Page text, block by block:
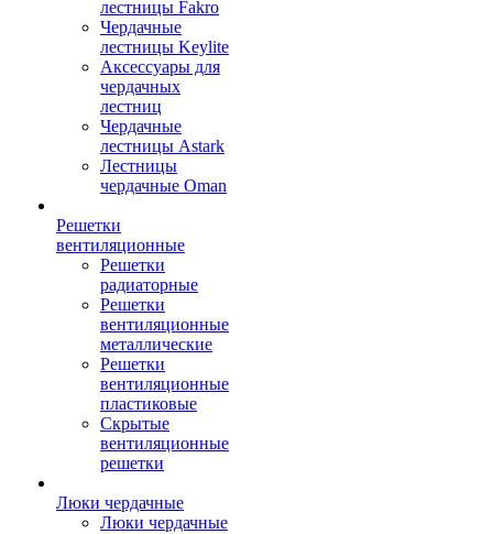
лестницы Fakro
Чердачные
лестницы Keylite
Аксессуары для
чердачных
лестниц
Чердачные
лестницы Astark
Лестницы
чердачные Oman
Решетки
вентиляционные
Решетки
радиаторные
Решетки
вентиляционные
металлические
Решетки
вентиляционные
пластиковые
Скрытые
вентиляционные
решетки
Люки чердачные
Люки чердачные